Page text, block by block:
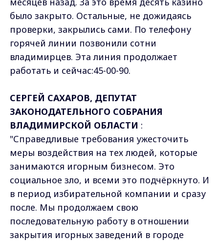
было закрыто. Остальные, не дожидаясь
проверки, закрылись сами. По телефону
горячей линии позвонили сотни
владимирцев. Эта линия продолжает
работать и сейчас:45-00-90.
СЕРГЕЙ САХАРОВ, ДЕПУТАТ
ЗАКОНОДАТЕЛЬНОГО СОБРАНИЯ
ВЛАДИМИРСКОЙ ОБЛАСТИ :
"Справедливые требования ужесточить
меры воздействия на тех людей, которые
занимаются игорным бизнесом. Это
социальное зло, и всеми это подчёркнуто. И
в период избирательной компании и сразу
после. Мы продолжаем свою
последовательную работу в отношении
закрытия игорных заведений в городе